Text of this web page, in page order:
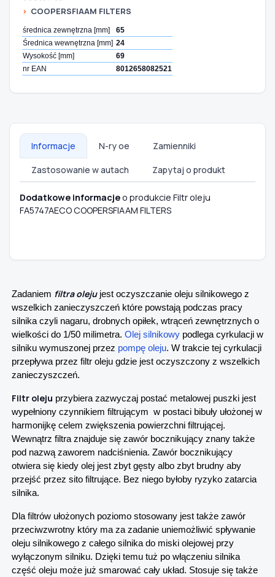
COOPERSFIAAM FILTERS
średnica zewnętrzna [mm]
65
Średnica wewnętrzna [mm] 24
Wysokość [mm]
69
nr EAN
8012658082521
Informacje N-ry oe Zamienniki
Zastosowanie w autach Zapytaj o produkt
Dodatkowe informacjeo produkcie Filtr oleju
FA5747AECO COOPERSFIAAM FILTERS
Zadaniem filtra olejujest oczyszczanie oleju silnikowego z
wszelkich zanieczyszczeń które powstają podczas pracy
silnika czyli nagaru, drobnych opiłek, wtrąceń zewnętrznych o
wielkości do 1/50 milimetra. Olej silnikowy podlega cyrkulacji w
silniku wymuszonej przez pompę oleju. W trakcie tej cyrkulacji
przepływa przez filtr oleju gdzie jest oczyszczony z wszelkich
zanieczyszczeń.
Filtr oleju przybiera zazwyczaj postać metalowej puszki jest
wypełniony czynnikiem filtrującym w postaci bibuły ułożonej w
harmonijkę celem zwiększenia powierzchni filtrującej.
Wewnątrz filtra znajduje się zawór bocznikujący znany także
pod nazwą zaworem nadciśnienia. Zawór bocznikujący
otwiera się kiedy olej jest zbyt gęsty albo zbyt brudny aby
przejść przez sito filtrujące. Bez niego byłoby ryzyko zatarcia
silnika.
Dla filtrów ułożonych poziomo stosowany jest także zawór
przeciwzwrotny który ma za zadanie uniemożliwić spływanie
oleju silnikowego z całego silnika do miski olejowej przy
wyłączonym silniku. Dzięki temu tuż po włączeniu silnika
część oleju może już smarować cały układ. Stosuje się także